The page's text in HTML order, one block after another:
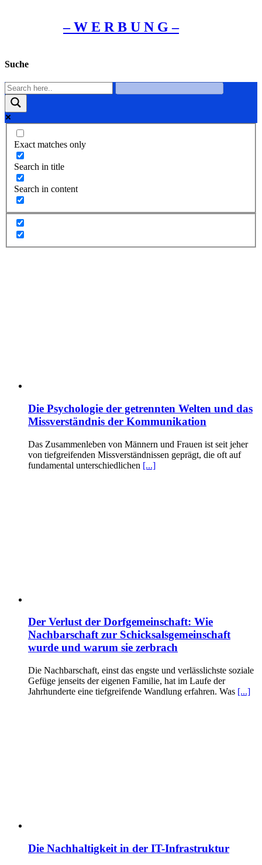
– W Ε R Β U Ν G –
Suche
Exact matches only
Search in title
Search in content
Die Psychologie der getrennten Welten und das
Missverständnis der Kommunikation
Das Zusammenleben von Männern und Frauen ist seit jeher
von tiefgreifenden Missverständnissen geprägt, die oft auf
fundamental unterschiedlichen [...]
Der Verlust der Dorfgemeinschaft: Wie
Nachbarschaft zur Schicksalsgemeinschaft
wurde und warum sie zerbrach
Die Nachbarschaft, einst das engste und verlässlichste soziale
Gefüge jenseits der eigenen Familie, hat im Laufe der
Jahrhunderte eine tiefgreifende Wandlung erfahren. Was [...]
Die Nachhaltigkeit in der IT-Infrastruktur